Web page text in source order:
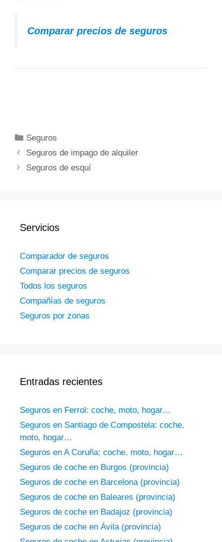
Comparar precios de seguros
Categorías
Seguros
Seguros de impago de alquiler
Seguros de esquí
Servicios
Comparador de seguros
Comparar precios de seguros
Todos los seguros
Compañías de seguros
Seguros por zonas
Entradas recientes
Seguros en Ferrol: coche, moto, hogar…
Seguros en Santiago de Compostela: coche,
moto, hogar…
Seguros en A Coruña: coche, moto, hogar…
Seguros de coche en Burgos (provincia)
Seguros de coche en Barcelona (provincia)
Seguros de coche en Baleares (provincia)
Seguros de coche en Badajoz (provincia)
Seguros de coche en Ávila (provincia)